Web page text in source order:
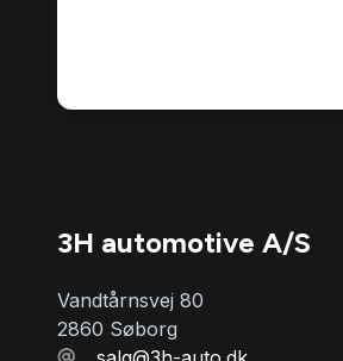
3H automotive A/S
Vandtårnsvej 80
2860 Søborg